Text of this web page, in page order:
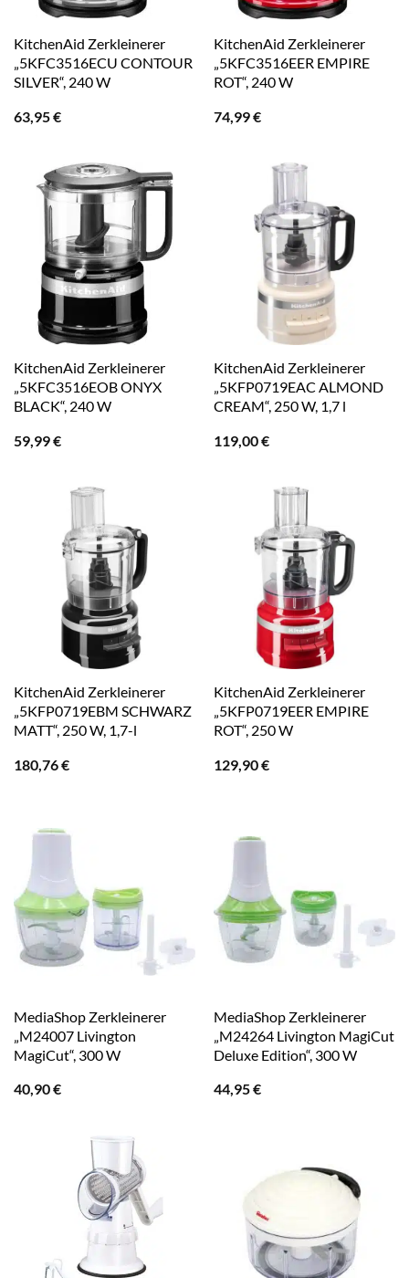
KitchenAid Zerkleinerer
„5KFC3516ECU CONTOUR
SILVER“, 240 W
63,95€
KitchenAid Zerkleinerer
„5KFC3516EER EMPIRE
ROT“, 240 W
74,99€
KitchenAid Zerkleinerer
„5KFC3516EOB ONYX
BLACK“, 240 W
59,99€
KitchenAid Zerkleinerer
„5KFP0719EAC ALMOND
CREAM“, 250 W, 1,7 l
119,00€
KitchenAid Zerkleinerer
„5KFP0719EBM SCHWARZ
MATT“, 250 W, 1,7-l
180,76€
KitchenAid Zerkleinerer
„5KFP0719EER EMPIRE
ROT“, 250 W
129,90€
MediaShop Zerkleinerer
„M24007 Livington
MagiCut“, 300 W
40,90€
MediaShop Zerkleinerer
„M24264 Livington MagiCut
Deluxe Edition“, 300 W
44,95€